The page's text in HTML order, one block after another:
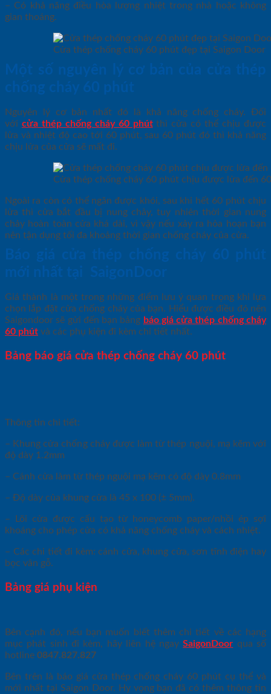
– Có khả năng điều hòa lượng nhiệt trong nhà hoặc không
gian thoáng.
Cửa thép chống cháy 60 phút đẹp tại Saigon Door
Một số nguyên lý cơ bản của cửa thép
chống cháy 60 phút
Nguyên lý cơ bản nhất đó là khả năng chống cháy. Đối
với cửa thép chống cháy 60 phútthì cửa có thể chịu được
lửa và nhiệt độ cao tới 60 phút, sau 60 phút đó thì khả năng
chịu lửa của cửa sẽ mất đi.
Cửa thép chống cháy 60 phút chịu được lửa đến
Ngoài ra còn có thể ngăn được khói, sau khi hết 60 phút chịu
lửa thì cửa bắt đầu bị nung chảy, tuy nhiên thời gian nung
chảy hoàn toàn cửa khá dài, vì vậy nếu xảy ra hỏa hoạn bạn
nên tận dụng tối đa khoảng thời gian chống cháy của cửa.
Báo giá cửa thép chống cháy 60 phút
mới nhất tại SaigonDoor
Giá thành là một trong những điểm lưu ý quan trọng khi lựa
chọn lắp đặt cửa chống cháy của bạn. Hiểu được điều đó nên
Saigondoor sẽ gửi đến bạn bảng báo giácửa thép chống cháy
60 phút và các phụ kiện đi kèm chi tiết nhất.
Bảng báo giá cửa thép chống cháy 60 phút
Thông tin chi tiết:
– Khung cửa chống cháy được làm từ thép nguội, mạ kẽm với
độ dày 1.2mm
– Cánh cửa làm từ thép nguội mạ kẽm có độ dày 0.8mm
– Độ dày của khung cửa là 45 x 100 (± 5mm).
– Lõi cửa được cấu tạo từ honeycomb paper/nhồi ép sợi
khoáng cho phép cửa có khả năng chống cháy và cách nhiệt.
– Các chi tiết đi kèm: cánh cửa, khung cửa, sơn tĩnh điện hay
bọc vân gỗ.
Bảng giá phụ kiện
Bên cạnh đó, nếu bạn muốn biết thêm chi tiết về các hạng
mục phát sinh đi kèm, hãy liên hệ ngaySaigonDoor qua số
hotline 0847.827.827
Bên trên là báo giá cửa thép chống cháy 60 phút cụ thể và
mới nhất tại Saigon Door. Hy vọng bạn đã có thêm thông tin